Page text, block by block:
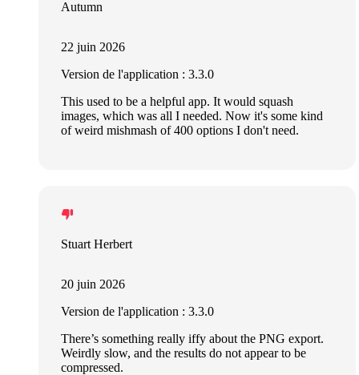
Autumn
22 juin 2026
Version de l'application : 3.3.0
This used to be a helpful app. It would squash
images, which was all I needed. Now it's some kind
of weird mishmash of 400 options I don't need.
Stuart Herbert
20 juin 2026
Version de l'application : 3.3.0
There’s something really iffy about the PNG export.
Weirdly slow, and the results do not appear to be
compressed.